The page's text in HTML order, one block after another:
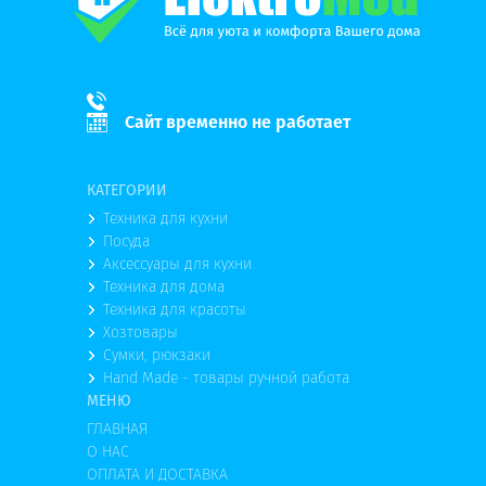
Сайт временно не работает
КАТЕГОРИИ
Техника для кухни
Посуда
Аксессуары для кухни
Техника для дома
Техника для красоты
Хозтовары
Сумки, рюкзаки
Hand Made - товары ручной работа
МЕНЮ
ГЛАВНАЯ
О НАС
ОПЛАТА И ДОСТАВКА